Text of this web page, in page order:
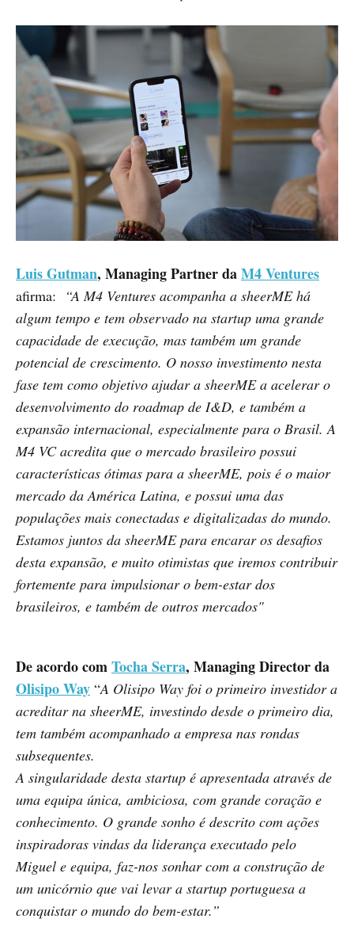
Luis Gutman, Managing Partner daM4 Ventures
afirma:
“A M4 Ventures acompanha a sheerME há
algum tempo e tem observado na startup uma grande
capacidade de execução, mas também um grande
potencial de crescimento. O nosso investimento nesta
fase tem como objetivo ajudar a sheerME a acelerar o
desenvolvimento do roadmap de I&D, e também a
expansão internacional, especialmente para o Brasil. A
M4 VC acredita que o mercado brasileiro possui
características ótimas para a sheerME, pois é o maior
mercado da América Latina, e possui uma das
populações mais conectadas e digitalizadas do mundo.
Estamos juntos da sheerME para encarar os desafios
desta expansão, e muito otimistas que iremos contribuir
fortemente para impulsionar o bem-estar dos
brasileiros, e também de outros mercados"
De acordo comTocha Serra, Managing Director da
Olisipo Way “A Olisipo Way foi o primeiro investidor a
acreditar na sheerME, investindo desde o primeiro dia,
tem também acompanhado a empresa nas rondas
subsequentes.
A singularidade desta startup é apresentada através de
uma equipa única, ambiciosa, com grande coração e
conhecimento. O grande sonho é descrito com ações
inspiradoras vindas da liderança executado pelo
Miguel e equipa, faz-nos sonhar com a construção de
um unicórnio que vai levar a startup portuguesa a
conquistar o mundo do bem-estar.”